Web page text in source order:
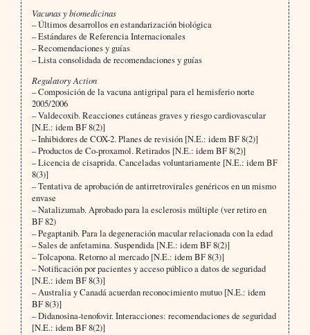
Vacunas y biomedicinas
– Últimos desarrollos en estandarización biológica
– Estándares de Referencia Internacionales
– Recomendaciones y guías
– Lista consolidada de recomendaciones y guías
Regulatory Action
– Composición de la vacuna antigripal para el hemisferio norte
2005/2006
– Valdecoxib. Reacciones cutáneas graves y riesgo cardiovascular
[N.E.: idem BF 8(2)]
– Inhibidores de COX-2. Planes de revisión [N.E.: idem BF 8(2)]
– Productos de Co-proxamol. Retirados [N.E.: idem BF 8(2)]
– Licencia de cisaprida. Canceladas voluntariamente [N.E.: idem BF
8(3)]
– Tentativa de aprobación de antirretrovirales genéricos en un mismo
envase
– Natalizumab. Aprobado para la esclerosis múltiple (ver retiro en
BF 82)
– Pegaptanib. Para la degeneración macular relacionada con la edad
– Sales de anfetamina. Suspendida [N.E.: idem BF 8(2)]
– Tolcapona. Retorno al mercado [N.E.: idem BF 8(3)]
– Notificación por pacientes y acceso público a datos de seguridad
[N.E.: idem BF 8(3)]
– Australia y Canadá acuerdan reconocimiento mutuo [N.E.: idem
BF 8(3)]
– Didanosina-tenofovir. Interacciones: recomendaciones de seguridad
[N.E.: idem BF 8(2)]